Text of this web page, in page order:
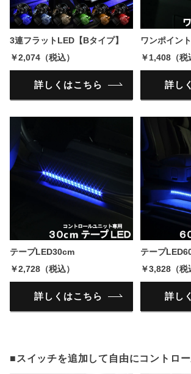
3連フラットLED【Bタイプ】
￥2,074（税込）
詳しくはこちら
ワンポイン
￥1,408（税
詳し
テープLED30cm
￥2,728（税込）
詳しくはこちら
テープ
￥3,828（税
詳し
■スイッチを追加して自由にコントロ